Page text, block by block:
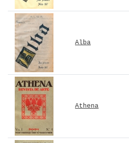
Alba
Athena